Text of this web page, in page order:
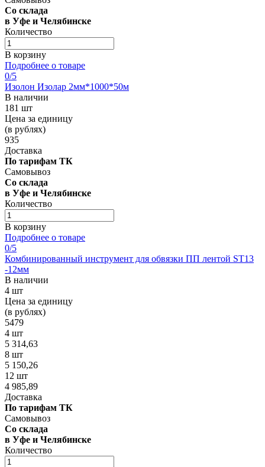
Со склада
в Уфе и Челябинске
Количество
В корзину
Подробнее о товаре
0/5
Изолон Изолар 2мм*1000*50м
В наличии
181 шт
Цена за единицу
(в рублях)
935
Доставка
По тарифам ТК
Самовывоз
Со склада
в Уфе и Челябинске
Количество
В корзину
Подробнее о товаре
0/5
Комбинированный инструмент для обвязки ПП лентой ST13
-12мм
В наличии
4 шт
Цена за единицу
(в рублях)
5479
4 шт
5 314,63
8 шт
5 150,26
12 шт
4 985,89
Доставка
По тарифам ТК
Самовывоз
Со склада
в Уфе и Челябинске
Количество